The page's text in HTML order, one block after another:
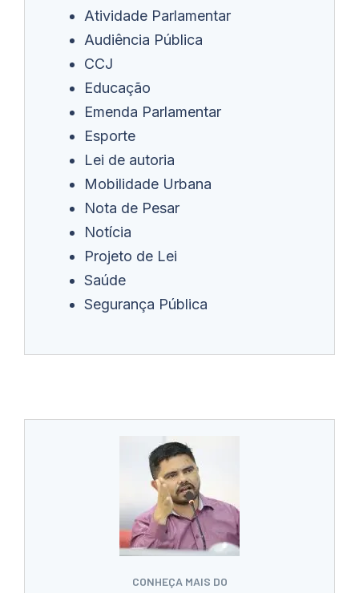
Atividade Parlamentar
Audiência Pública
CCJ
Educação
Emenda Parlamentar
Esporte
Lei de autoria
Mobilidade Urbana
Nota de Pesar
Notícia
Projeto de Lei
Saúde
Segurança Pública
CONHEÇA MAIS DO